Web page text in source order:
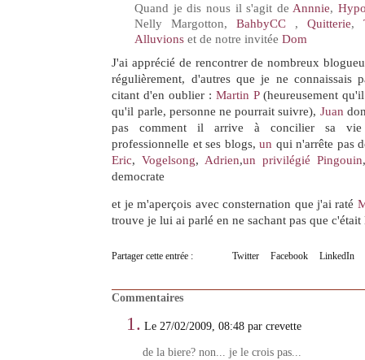
Quand je dis nous il s'agit de Annnie,
Nelly Margotton,BahbyCC ,Quitterie,
Alluvions et de notre invitéeDom
J'ai apprécié de rencontrer de nombreux
régulièrement, d'autres que je ne connaissais
citant d'en oublier :Martin P(heureusement
qu'il parle, personne ne pourrait suivre), Juan
pas comment il arrive à concilier sa
professionnelle et ses blogs,un qui n'arrête pas
Eric,Vogelsong, Adrien,un privilégié Pingouin
democrate
et je m'aperçois avec consternation que j'ai raté
trouve je lui ai parlé en ne sachant pas que
Partager cette entrée : Twitter Facebook LinkedIn
Commentaires
1. Le 27/02/2009, 08:48 par crevette
de la biere? non... je le crois pas...